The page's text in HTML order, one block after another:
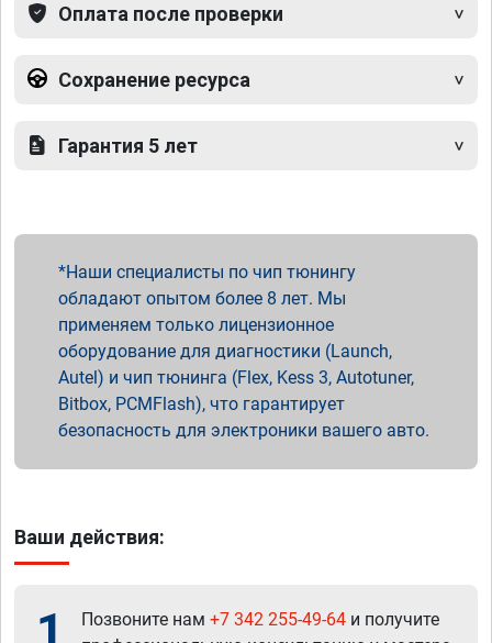
Оплата после проверки
Сохранение ресурса
Гарантия 5 лет
Наши специалисты по чип тюнингу
обладают опытом более 8 лет. Мы
применяем только лицензионное
оборудование для диагностики (Launch,
Autel) и чип тюнинга (Flex, Kess 3, Autotuner,
Bitbox, PCMFlash), что гарантирует
безопасность для электроники вашего авто.
Ваши действия:
1 Позвоните нам +7 342 255-49-64 и получите